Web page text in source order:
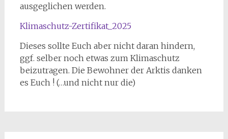
ausgeglichen werden.
Klimaschutz-Zertifikat_2025
Dieses sollte Euch aber nicht daran hindern,
ggf. selber noch etwas zum Klimaschutz
beizutragen. Die Bewohner der Arktis danken
es Euch ! (…und nicht nur die)